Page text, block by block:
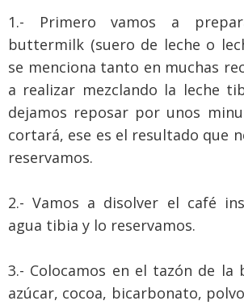
1.- Primero vamos a
buttermilk (suero de leche o
se menciona tanto en muchas
a realizar mezclando la leche
dejamos reposar por unos
cortará, ese es el resultado que
reservamos.
2.- Vamos a disolver el café
agua tibia y lo reservamos.
3.- Colocamos en el tazón de la
azúcar, cocoa, bicarbonato,